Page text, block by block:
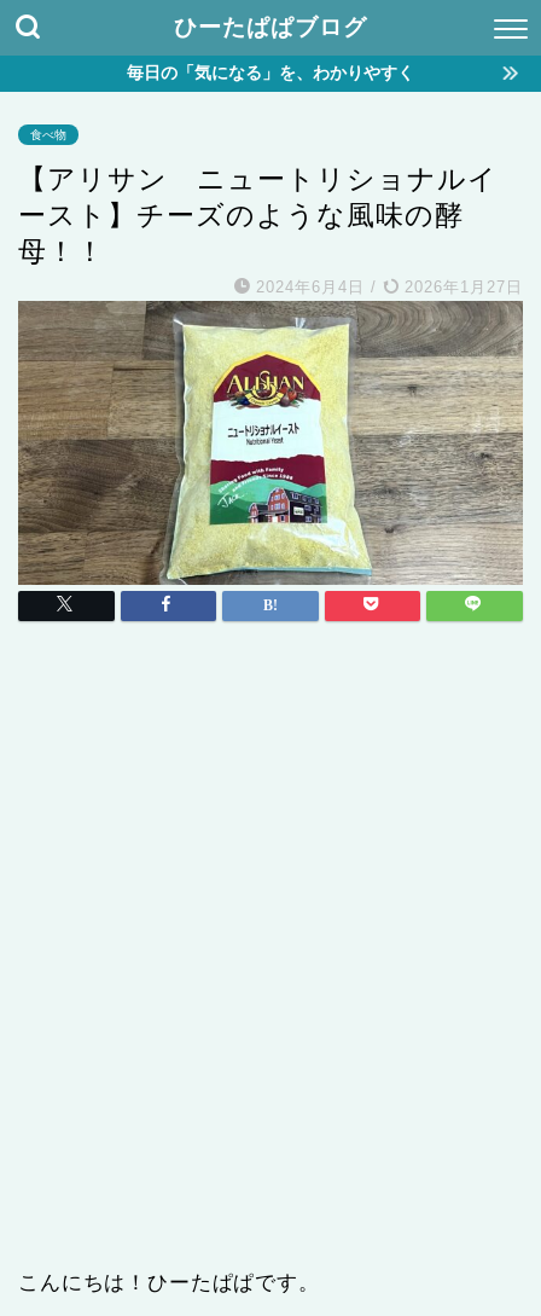
ひーたぱぱブログ
毎日の「気になる」を、わかりやすく
食べ物
【アリサン ニュートリショナルイ
ースト】チーズのような風味の酵
母！！
2024年6月4日 / 2026年1月27日
こんにちは！ひーたぱぱです。